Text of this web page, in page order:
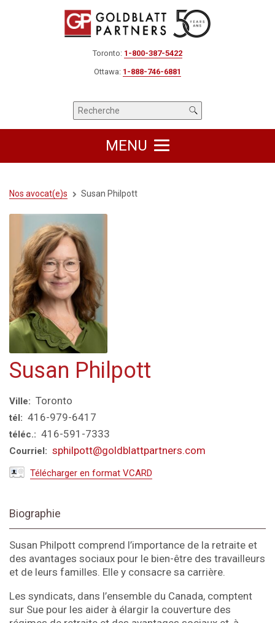
Toronto: 1-800-387-5422
Ottawa: 1-888-746-6881
MENU
Nos avocat(e)s Susan Philpott
Susan Philpott
Ville: Toronto
tél: 416-979-6417
téléc.: 416-591-7333
Courriel: sphilpott@goldblattpartners.com
Télécharger en format VCARD
Biographie
Susan Philpott comprend l’importance de la retraite et
des avantages sociaux pour le bien-être des travailleurs
et de leurs familles. Elle y consacre sa carrière.
Les syndicats, dans l’ensemble du Canada, comptent
sur Sue pour les aider à élargir la couverture des